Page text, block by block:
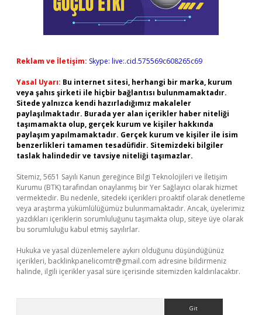
Reklam ve İletişim: Skype: live:.cid.575569c608265c69
Yasal Uyarı: Bu internet sitesi, herhangi bir marka, kurum
veya şahıs şirketi ile hiçbir bağlantısı bulunmamaktadır.
Sitede yalnızca kendi hazırladığımız makaleler
paylaşılmaktadır. Burada yer alan içerikler haber niteliği
taşımamakta olup, gerçek kurum ve kişiler hakkında
paylaşım yapılmamaktadır. Gerçek kurum ve kişiler ile isim
benzerlikleri tamamen tesadüfidir. Sitemizdeki bilgiler
taslak halindedir ve tavsiye niteliği taşımazlar.
Sitemiz, 5651 Sayılı Kanun gereğince Bilgi Teknolojileri ve İletişim
Kurumu (BTK) tarafından onaylanmış bir Yer Sağlayıcı olarak hizmet
vermektedir. Bu nedenle, sitedeki içerikleri proaktif olarak denetleme
veya araştırma yükümlülüğümüz bulunmamaktadır. Ancak, üyelerimiz
yazdıkları içeriklerin sorumluluğunu taşımakta olup, siteye üye olarak
bu sorumluluğu kabul etmiş sayılırlar.
Hukuka ve yasal düzenlemelere aykırı olduğunu düşündüğünüz
içerikleri, backlinkpanelicomtr@gmail.com adresine bildirmeniz
halinde, ilgili içerikler yasal süre içerisinde sitemizden kaldırılacaktır.